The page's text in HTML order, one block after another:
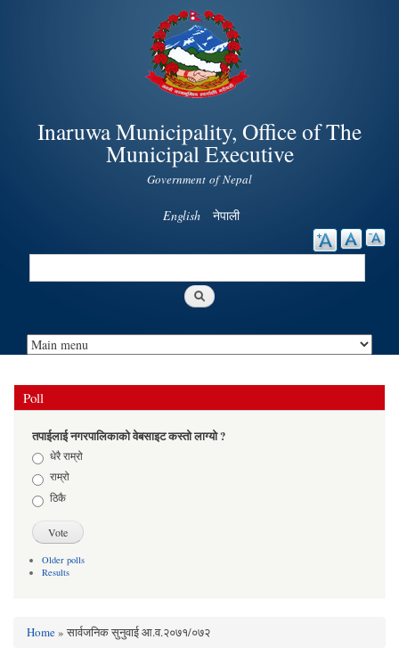
Skip to
main
content
Inaruwa Municipality, Office of The
Municipal Executive
Government of Nepal
English नेपाली
Search
Poll
तपाईलाई नगरपालिकाको वेबसाइट कस्तो लाग्यो ?
Choicesधेरै राम्रो
राम्रो
ठिकै
Older polls
Results
Home» सार्वजनिक सुनुवाई आ.व.२०७१/०७२